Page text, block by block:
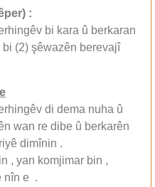
:
bi kara û berkaran
(2) şêwazên berevajî
di dema nuha û
wan re dibe û berkarên
dimînin .
, yan komjimar bin ,
nîn e .